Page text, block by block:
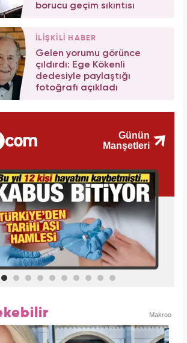
borucu geçim sıkıntısı
İLİŞKİLİ HABER
Gelen yorumu görünce
çıldırdı: Ege Kökenli
dedesiyle paylaştığı
fotoğrafı açıkladı
Makroo